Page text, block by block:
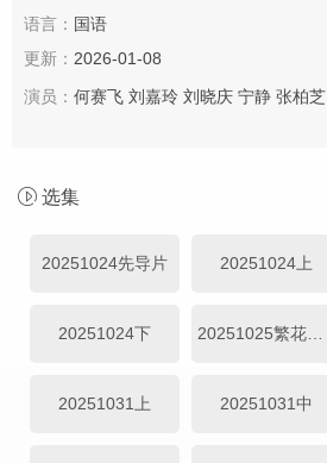
语言： 国语
更新： 2026-01-08
演员： 何赛飞 刘嘉玲 刘晓庆 宁静 张柏芝
选集
20251024先导片 20251024上
20251024下 20251025繁花日记
20251031上 20251031中